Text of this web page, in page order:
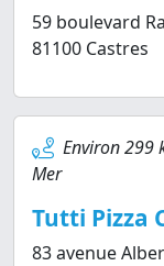
59 boulevard
81100 Castres
Environ 299
Mer
Tutti Pizza
83 avenue